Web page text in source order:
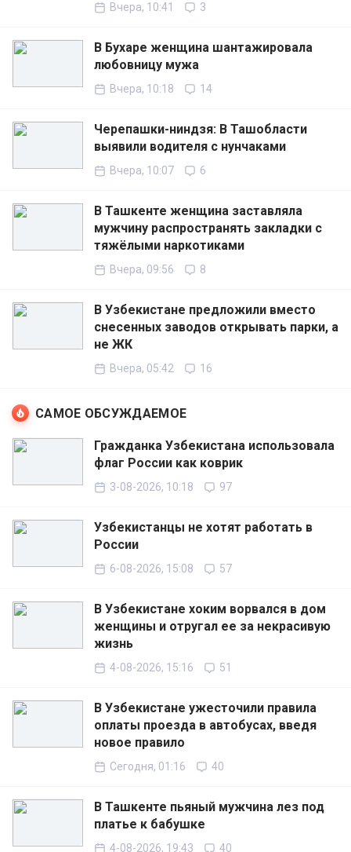
Вчера, 10:41 3
В Бухаре женщина шантажировала
любовницу мужа
Вчера, 10:18 14
Черепашки-ниндзя: В Ташобласти
выявили водителя с нунчаками
Вчера, 10:07 6
В Ташкенте женщина заставляла
мужчину распространять закладки с
тяжёлыми наркотиками
Вчера, 09:56 8
В Узбекистане предложили вместо
снесенных заводов открывать парки, а
не ЖК
Вчера, 05:42 16
САМОЕ ОБСУЖДАЕМОЕ
Гражданка Узбекистана использовала
флаг России как коврик
3-08-2026, 10:18 97
Узбекистанцы не хотят работать в
России
6-08-2026, 15:08 57
В Узбекистане хоким ворвался в дом
женщины и отругал ее за некрасивую
жизнь
4-08-2026, 15:16 51
В Узбекистане ужесточили правила
оплаты проезда в автобусах, введя
новое правило
Сегодня, 01:16 40
В Ташкенте пьяный мужчина лез под
платье к бабушке
4-08-2026, 19:43 40